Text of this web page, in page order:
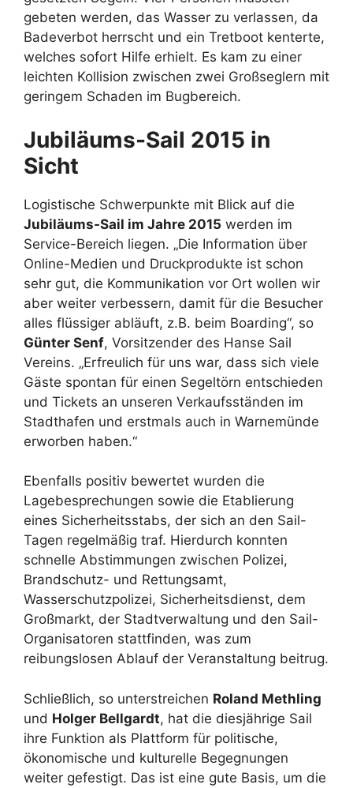
gebeten werden, das Wasser zu verlassen, da
Badeverbot herrscht und ein Tretboot kenterte,
welches sofort Hilfe erhielt. Es kam zu einer
leichten Kollision zwischen zwei Großseglern mit
geringem Schaden im Bugbereich.
Jubiläums-Sail 2015 in
Sicht
Logistische Schwerpunkte mit Blick auf die
Jubiläums-Sail im Jahre 2015 werden im
Service-Bereich liegen. „Die Information über
Online-Medien und Druckprodukte ist schon
sehr gut, die Kommunikation vor Ort wollen wir
aber weiter verbessern, damit für die Besucher
alles flüssiger abläuft, z.B. beim Boarding“, so
Günter Senf, Vorsitzender des Hanse Sail
Vereins. „Erfreulich für uns war, dass sich viele
Gäste spontan für einen Segeltörn entschieden
und Tickets an unseren Verkaufsständen im
Stadthafen und erstmals auch in Warnemünde
erworben haben.“
Ebenfalls positiv bewertet wurden die
Lagebesprechungen sowie die Etablierung
eines Sicherheitsstabs, der sich an den Sail-
Tagen regelmäßig traf. Hierdurch konnten
schnelle Abstimmungen zwischen Polizei,
Brandschutz- und Rettungsamt,
Wasserschutzpolizei, Sicherheitsdienst, dem
Großmarkt, der Stadtverwaltung und den Sail-
Organisatoren stattfinden, was zum
reibungslosen Ablauf der Veranstaltung beitrug.
Schließlich, so unterstreichen Roland Methling
und Holger Bellgardt, hat die diesjährige Sail
ihre Funktion als Plattform für politische,
ökonomische und kulturelle Begegnungen
weiter gefestigt. Das ist eine gute Basis, um die